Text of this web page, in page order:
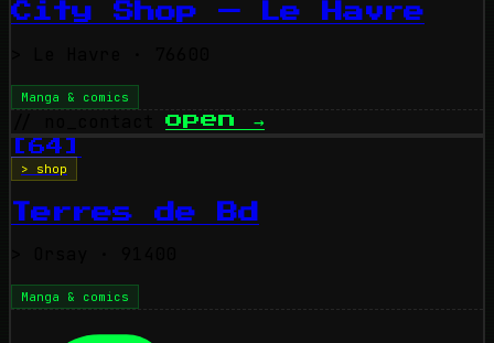
City Shop — Le Havre
Manga & comics
open →
[64]
> shop
Terres de Bd
Manga & comics